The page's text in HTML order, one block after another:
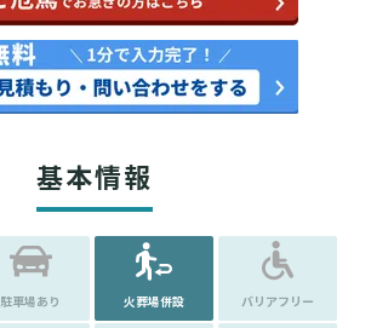
基本情報
駐車場あり 火葬場併設 バリアフリー